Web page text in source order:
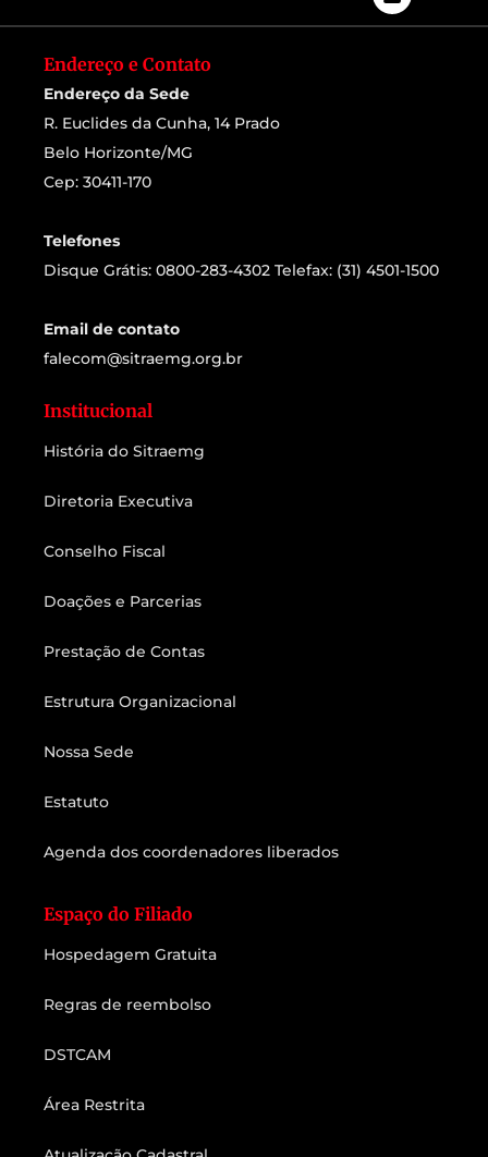
Endereço e Contato
Endereço da Sede
R. Euclides da Cunha, 14 Prado
Belo Horizonte/MG
Cep: 30411-170
Telefones
Disque Grátis: 0800-283-4302 Telefax: (31) 4501-1500
Email de contato
falecom@sitraemg.org.br
Institucional
História do Sitraemg
Diretoria Executiva
Conselho Fiscal
Doações e Parcerias
Prestação de Contas
Estrutura Organizacional
Nossa Sede
Estatuto
Agenda dos coordenadores liberados
Espaço do Filiado
Hospedagem Gratuita
Regras de reembolso
DSTCAM
Área Restrita